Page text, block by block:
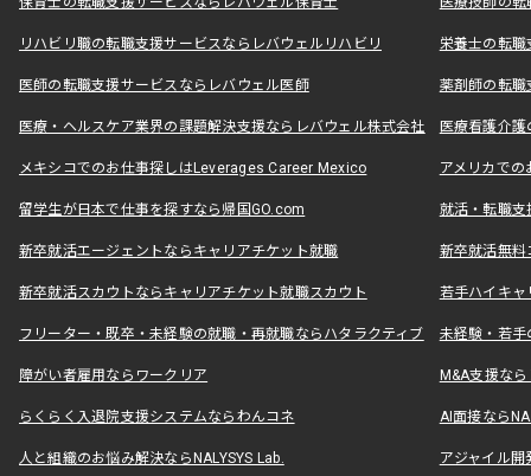
リハビリ職の転職支援サービスならレバウェルリハビリ 栄養士の転
医師の転職支援サービスならレバウェル医師 薬剤師の転
医療・ヘルスケア業界の課題解決支援ならレバウェル株式会社 医療看護介
メキシコでのお仕事探しはLeverages Career Mexico アメリカで
留学生が日本で仕事を探すなら帰国GO.com 就活・転職
新卒就活エージェントならキャリアチケット就職 新卒就活無料
新卒就活スカウトならキャリアチケット就職スカウト 若手ハイキ
フリーター・既卒・未経験の就職・再就職ならハタラクティブ 未経験・若手
障がい者雇用ならワークリア M&A支援な
らくらく入退院支援システムならわんコネ AI面接なら
人と組織のお悩み解決ならNALYSYS Lab. アジャイル